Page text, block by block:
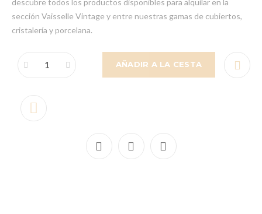
sección Vaisselle Vintage y entre nuestras gamas de cubiertos,
cristalería y porcelana.
AÑADIR A LA CESTA